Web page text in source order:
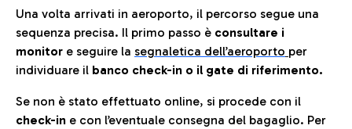
Una volta arrivati in aeroporto, il percorso segue una
sequenza precisa. Il primo passo è consultare i
monitor e seguire la segnaletica dell’aeroporto per
individuare il banco check-in o il gate di riferimento.
Se non è stato effettuato online, si procede con il
check-in e con l’eventuale consegna del bagaglio. Per